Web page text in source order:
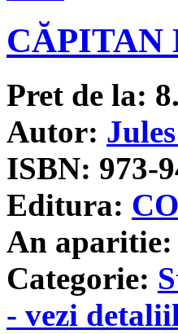
CĂPITAN
Pret de la:
Autor:
ISBN: 973-
Editura:
An aparitie:
Categorie:
- vezi